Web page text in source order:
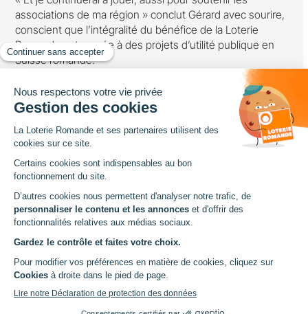
associations de ma région » conclut Gérard avec sourire,
conscient que l’intégralité du bénéfice de la Loterie
Romande est versée à des projets d’utilité publique en
Suisse romande.
Avenue de Provence 14
Case postale 1013
1001 Lausanne
Tel. +41 21 348 13 13
Pied
de
page
À PROPOS
Aide et contact arrow_forward
Protection des données arrow_outward
DOCUMENTS
Chartes
Règlements